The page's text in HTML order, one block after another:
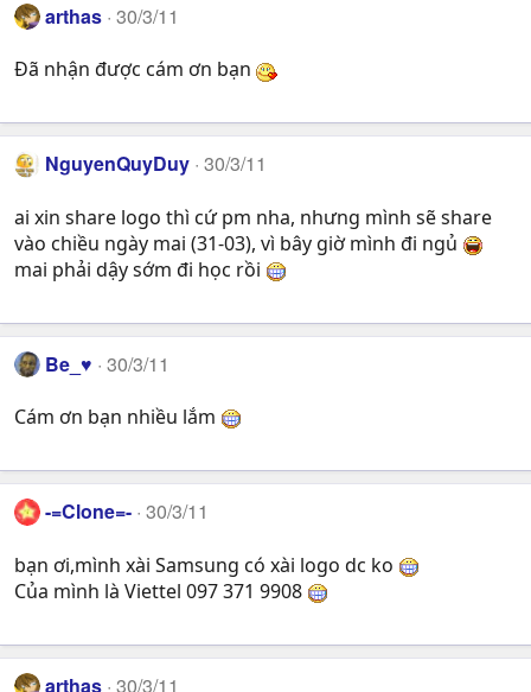
arthas 30/3/11
Đã nhận được cám ơn bạn
NguyenQuyDuy 30/3/11
ai xin share logo thì cứ pm nha, nhưng mình sẽ share
vào chiều ngày mai (31-03), vì bây giờ mình đi ngủ
mai phải dậy sớm đi học rồi
Be_♥ 30/3/11
Cám ơn bạn nhiều lắm
-=Clone=- 30/3/11
bạn ơi,mình xài Samsung có xài logo dc ko
Của mình là Viettel 097 371 9908
arthas 30/3/11